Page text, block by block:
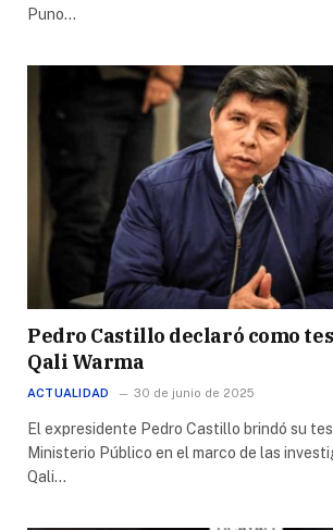
Puno…
Pedro Castillo declaró como
Qali Warma
ACTUALIDAD 30 de junio de 2025
El expresidente Pedro Castillo brindó su
Ministerio Público en el marco de las
Qali…